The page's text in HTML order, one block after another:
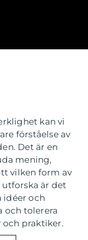
kan vi
förståelse av
Det är en
mening,
vilken form av
är det
idéer och
och tolerera
praktiker.